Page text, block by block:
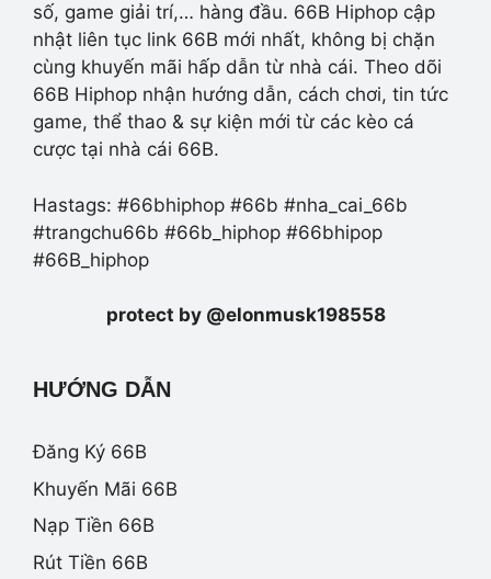
số, game giải trí,… hàng đầu. 66B Hiphop cập
nhật liên tục link 66B mới nhất, không bị chặn
cùng khuyến mãi hấp dẫn từ nhà cái. Theo dõi
66B Hiphop nhận hướng dẫn, cách chơi, tin tức
game, thể thao & sự kiện mới từ các kèo cá
cược tại nhà cái 66B.
Hastags: #66bhiphop #66b #nha_cai_66b
#trangchu66b #66b_hiphop #66bhipop
#66B_hiphop
protect by @elonmusk198558
HƯỚNG DẪN
Đăng Ký 66B
Khuyến Mãi 66B
Nạp Tiền 66B
Rút Tiền 66B